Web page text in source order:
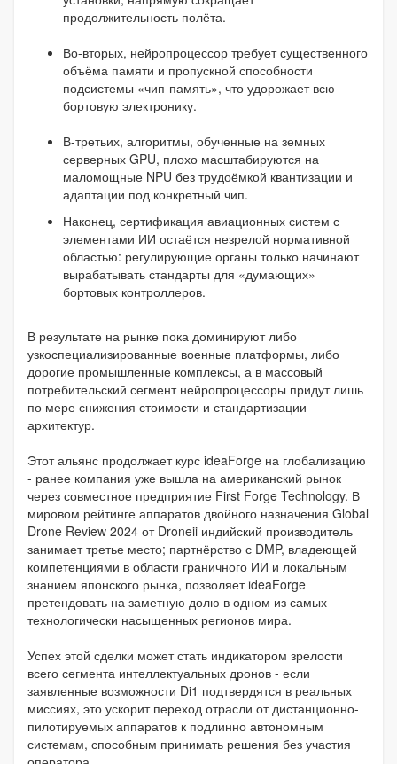
продолжительность полёта.
Во-вторых, нейропроцессор требует существенного
объёма памяти и пропускной способности
подсистемы «чип-память», что удорожает всю
бортовую электронику.
В-третьих, алгоритмы, обученные на земных
серверных GPU, плохо масштабируются на
маломощные NPU без трудоёмкой квантизации и
адаптации под конкретный чип.
Наконец, сертификация авиационных систем с
элементами ИИ остаётся незрелой нормативной
областью: регулирующие органы только начинают
вырабатывать стандарты для «думающих»
бортовых контроллеров.
В результате на рынке пока доминируют либо
узкоспециализированные военные платформы, либо
дорогие промышленные комплексы, а в массовый
потребительский сегмент нейропроцессоры придут лишь
по мере снижения стоимости и стандартизации
архитектур.
Этот альянс продолжает курс ideaForge на глобализацию
- ранее компания уже вышла на американский рынок
через совместное предприятие First Forge Technology. В
мировом рейтинге аппаратов двойного назначения Global
Drone Review 2024 от Droneii индийский производитель
занимает третье место; партнёрство с DMP, владеющей
компетенциями в области граничного ИИ и локальным
знанием японского рынка, позволяет ideaForge
претендовать на заметную долю в одном из самых
технологически насыщенных регионов мира.
Успех этой сделки может стать индикатором зрелости
всего сегмента интеллектуальных дронов - если
заявленные возможности Di1 подтвердятся в реальных
миссиях, это ускорит переход отрасли от дистанционно-
пилотируемых аппаратов к подлинно автономным
системам, способным принимать решения без участия